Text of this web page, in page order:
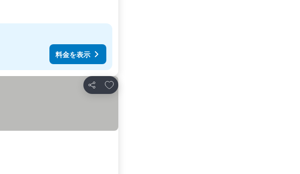
料金を表示
シェア
お気に入りに追加